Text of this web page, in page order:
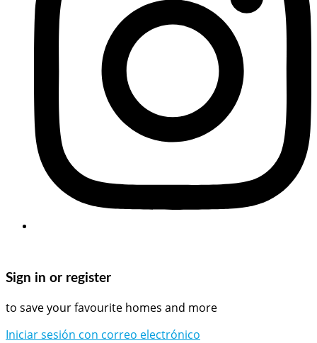
Sign in or register
to save your favourite homes and more
Iniciar sesión con correo electrónico